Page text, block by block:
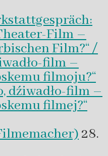
Film –
Film?“ /
film –
filmoju?“
dźiwadło-film –
filmej?“
28.